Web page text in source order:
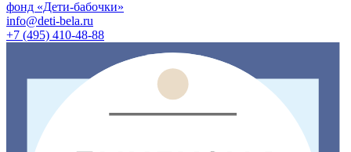
фонд «Дети-бабочки»
info@deti-bela.ru
+7 (495) 410-48-88